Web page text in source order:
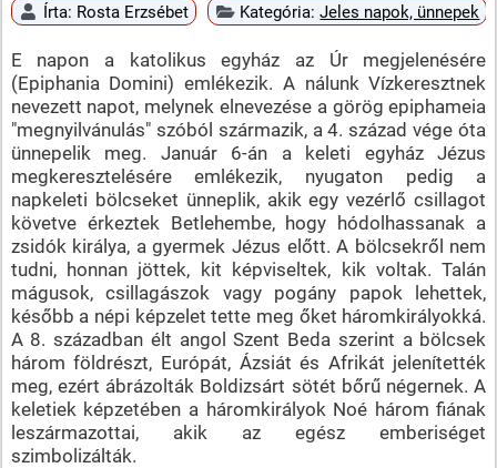
Írta: Rosta Erzsébet Kategória:Jeles napok, ünnepek
E napon a katolikus egyház az Úr megjelenésére
(Epiphania Domini) emlékezik. A nálunk Vízkeresztnek
nevezett napot, melynek elnevezése a görög epiphameia
"megnyilvánulás" szóból származik, a 4. század vége óta
ünnepelik meg. Január 6-án a keleti egyház Jézus
megkeresztelésére emlékezik, nyugaton pedig a
napkeleti bölcseket ünneplik, akik egy vezérlő csillagot
követve érkeztek Betlehembe, hogy hódolhassanak a
zsidók királya, a gyermek Jézus előtt. A bölcsekről nem
tudni, honnan jöttek, kit képviseltek, kik voltak. Talán
mágusok, csillagászok vagy pogány papok lehettek,
később a népi képzelet tette meg őket háromkirályokká.
A 8. században élt angol Szent Beda szerint a bölcsek
három földrészt, Európát, Ázsiát és Afrikát jelenítették
meg, ezért ábrázolták Boldizsárt sötét bőrű négernek. A
keletiek képzetében a háromkirályok Noé három fiának
leszármazottai, akik az egész emberiséget
szimbolizálták.